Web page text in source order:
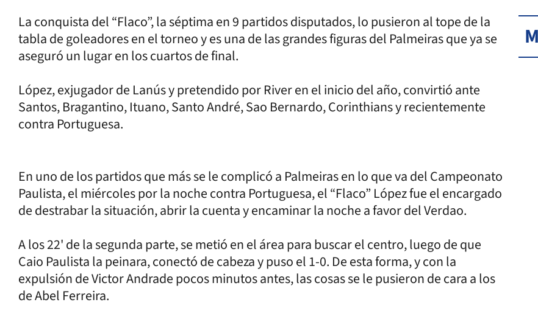
La conquista del “Flaco”, la séptima en 9 partidos disputados, lo pusieron al tope de la
tabla de goleadores en el torneo y es una de las grandes figuras del Palmeiras que ya se
aseguró un lugar en los cuartos de final.
López, exjugador de Lanús y pretendido por River en el inicio del año, convirtió ante
Santos, Bragantino, Ituano, Santo André, Sao Bernardo, Corinthians y recientemente
contra Portuguesa.
En uno de los partidos que más se le complicó a Palmeiras en lo que va del Campeonato
Paulista, el miércoles por la noche contra Portuguesa, el “Flaco” López fue el encargado
de destrabar la situación, abrir la cuenta y encaminar la noche a favor del Verdao.
A los 22' de la segunda parte, se metió en el área para buscar el centro, luego de que
Caio Paulista la peinara, conectó de cabeza y puso el 1-0. De esta forma, y con la
expulsión de Victor Andrade pocos minutos antes, las cosas se le pusieron de cara a los
de Abel Ferreira.